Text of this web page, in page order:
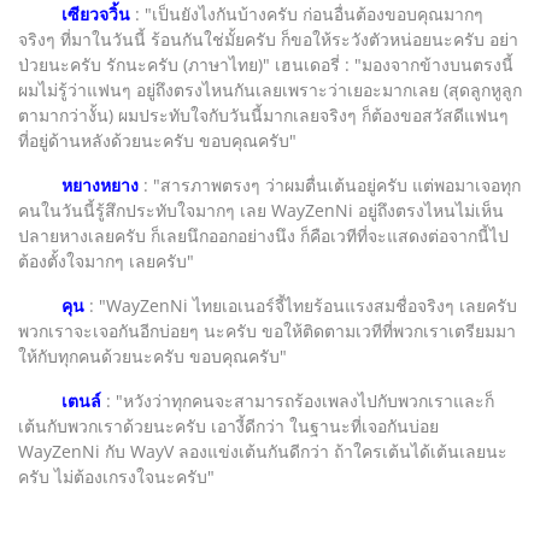
เซียวจวิ้น : "เป็นยังไงกันบ้างครับ ก่อนอื่นต้องขอบคุณมากๆ
จริงๆ ที่มาในวันนี้ ร้อนกันใช่มั้ยครับ ก็ขอให้ระวังตัวหน่อยนะครับ อย่า
ป่วยนะครับ รักนะครับ (ภาษาไทย)" เฮนเดอรี่ : "มองจากข้างบนตรงนี้
ผมไม่รู้ว่าแฟนๆ อยู่ถึงตรงไหนกันเลยเพราะว่าเยอะมากเลย (สุดลูกหูลูก
ตามากว่างั้น) ผมประทับใจกับวันนี้มากเลยจริงๆ ก็ต้องขอสวัสดีแฟนๆ
ที่อยู่ด้านหลังด้วยนะครับ ขอบคุณครับ"
หยางหยาง : "สารภาพตรงๆ ว่าผมตื่นเต้นอยู่ครับ แต่พอมาเจอทุก
คนในวันนี้รู้สึกประทับใจมากๆ เลย WayZenNi อยู่ถึงตรงไหนไม่เห็น
ปลายหางเลยครับ ก็เลยนึกออกอย่างนึง ก็คือเวทีที่จะแสดงต่อจากนี้ไป
ต้องตั้งใจมากๆ เลยครับ"
คุน : "WayZenNi ไทยเอเนอร์จี้ไทยร้อนแรงสมชื่อจริงๆ เลยครับ
พวกเราจะเจอกันอีกบ่อยๆ นะครับ ขอให้ติดตามเวทีที่พวกเราเตรียมมา
ให้กับทุกคนด้วยนะครับ ขอบคุณครับ"
เตนล์ : "หวังว่าทุกคนจะสามารถร้องเพลงไปกับพวกเราและก็
เต้นกับพวกเราด้วยนะครับ เอางี้ดีกว่า ในฐานะที่เจอกันบ่อย
WayZenNi กับ WayV ลองแข่งเต้นกันดีกว่า ถ้าใครเต้นได้เต้นเลยนะ
ครับ ไม่ต้องเกรงใจนะครับ"